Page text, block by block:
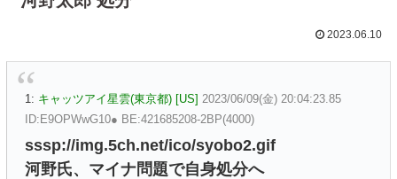
2023.06.10
1: キャッツアイ星雲(東京都) [US] 2023/06/09(金) 20:04:23.85
ID:E9OPWwG10● BE:421685208-2BP(4000)
sssp://img.5ch.net/ico/syobo2.gif
河野氏、マイナ問題で自身処分へ